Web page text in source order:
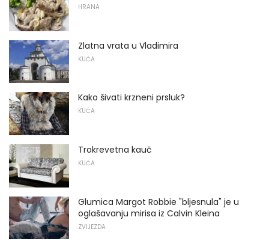
HRANA
Zlatna vrata u Vladimira
KUĆA
Kako šivati ​​krzneni prsluk?
KUĆA
Trokrevetna kauč
KUĆA
Glumica Margot Robbie "bljesnula" je u
oglašavanju mirisa iz Calvin Kleina
ZVIJEZDA